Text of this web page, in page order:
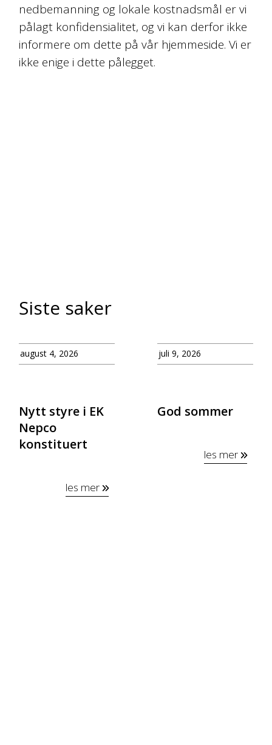
nedbemanning og lokale kostnadsmål er vi
pålagt konfidensialitet, og vi kan derfor ikke
informere om dette på vår hjemmeside. Vi er
ikke enige i dette pålegget.
Siste saker
august 4, 2026
Nytt styre i EK
Nepco
konstituert
les mer
juli 9, 2026
God sommer
les mer